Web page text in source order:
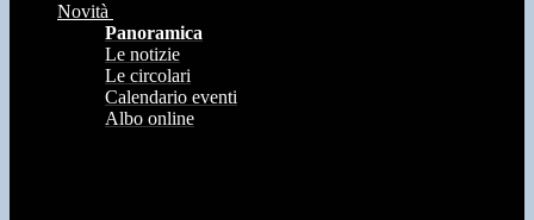
Novità
Panoramica
Le notizie
Le circolari
Calendario eventi
Albo online